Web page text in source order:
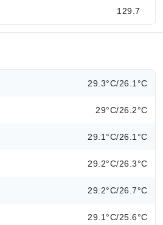
129.7
29.3°C/26.1°C
29°C/26.2°C
29.1°C/26.1°C
29.2°C/26.3°C
29.2°C/26.7°C
29.1°C/25.6°C